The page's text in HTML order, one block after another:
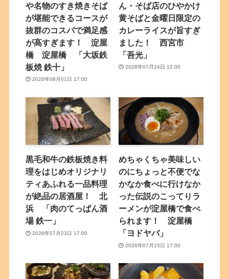
や名物のすき焼きそば
が堪能できるコースが
抜群のコスパで満足感
が高すぎます！ 淀屋
橋 淀屋橋 「大坂鉄
板焼 鉄十」
2026年08月01日 17:00
ん・そば店のひやかけ
黄そばと金曜日限定の
カレーライスが旨すぎ
ました！ 西宮市
「吾光」
2026年07月24日 12:00
黒毛和牛の鉄板焼き料
理をはじめオリジナリ
ティあふれる一品料理
が絶品の居酒屋！ 北
浜 「肉のてっぱん酒
場 鉄一」
2026年07月23日 17:00
めちゃくちゃ美味しい
のにちょっと不便でな
かなか食べに行けなか
った伝説のこってりラ
ーメンが淀屋橋で食べ
られます！ 淀屋橋
「ヨドヤバ」
2026年07月15日 17:00